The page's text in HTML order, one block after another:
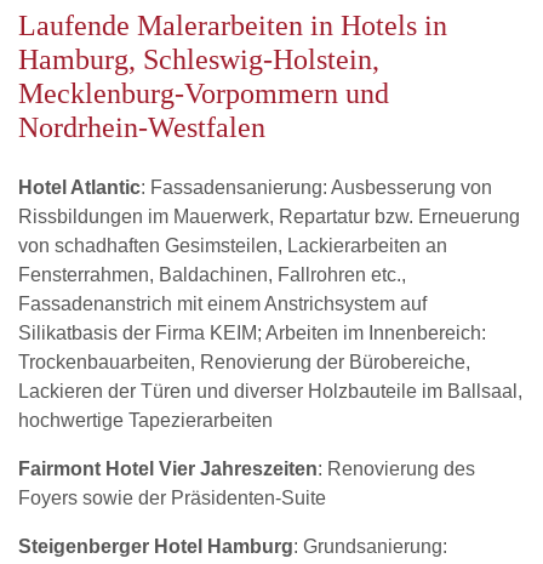
Laufende Malerarbeiten in Hotels in
Hamburg, Schleswig-Holstein,
Mecklenburg-Vorpommern und
Nordrhein-Westfalen
Hotel Atlantic: Fassadensanierung: Ausbesserung von
Rissbildungen im Mauerwerk, Repartatur bzw. Erneuerung
von schadhaften Gesimsteilen, Lackierarbeiten an
Fensterrahmen, Baldachinen, Fallrohren etc.,
Fassadenanstrich mit einem Anstrichsystem auf
Silikatbasis der Firma KEIM; Arbeiten im Innenbereich:
Trockenbauarbeiten, Renovierung der Bürobereiche,
Lackieren der Türen und diverser Holzbauteile im Ballsaal,
hochwertige Tapezierarbeiten
Fairmont Hotel Vier Jahreszeiten: Renovierung des
Foyers sowie der Präsidenten-Suite
Steigenberger Hotel Hamburg: Grundsanierung: